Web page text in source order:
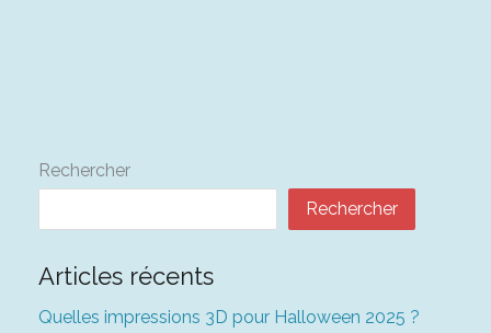
Rechercher
Rechercher
Articles récents
Quelles impressions 3D pour Halloween 2025 ?